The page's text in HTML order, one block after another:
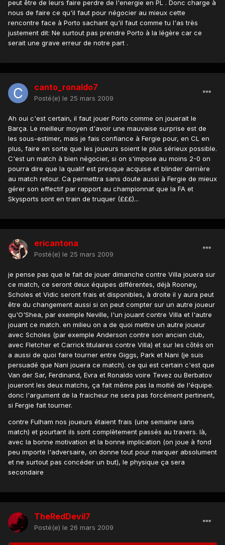
peut être de leurs faire perdre de l'energie en PL . Donc charge à
nous de faire ce qu'il faut pour négocier au mieux cette
rencontre face à Porto sachant qu'il faut comme tu l'as très
justement dit: Ne surtout pas prendre Porto à la légère car ce
serait une grave erreur de notre part .
canto_ronaldo7
Posté(e) le 25 mars 2009
Ah oui c'est certain, il faut jouer Porto comme on jouerait le
Barça. Le meilleur moyen d'avoir une mauvaise surprise est de
les sous-estimer, mais je fais confiance à Fergie pour, en CL en
plus, faire en sorte que les joueurs soient le plus sérieux possible.
C'est un match à bien négocier, si on s'impose au moins 2-0 on
pourra dire que la qualif est presque acquise et blinder derrière
au match retour. Ca permettra sans doute aussi à Fergie de mieux
gérer son effectif par rapport au championnat que la FA et
Skysports sont en train de truquer (£££)...
ericantona
Posté(e) le 25 mars 2009
je pense pas que le fait de jouer dimanche contre Villa jouera sur
ce match, ce seront deux équipes différentes, déjà Rooney,
Scholes et Vidic seront frais et disponibles, à droite il y aura peut
être du changement aussi si on peut compter sur un autre joueur
qu'O'Shea, par exemple Neville, l'un jouant contre Villa et l'autre
jouant ce match. en milieu on a de quoi mettre un autre joueur
avec Scholes (par exemple Anderson contre son ancien club,
avec Fletcher et Carrick titulaires contre Villa) et sur les côtés on
a aussi de quoi faire tourner entre Giggs, Park et Nani (je suis
persuadé que Nani jouera ce match). ce qui est certain c'est que
Van der Sar, Ferdinand, Evra et Ronaldo voire Tevez ou Berbatov
joueront les deux matchs, ça fait même pas la moitié de l'équipe.
donc l'argument de la fraicheur ne sera pas forcément pertinent,
si Fergie fait tourner.
contre Fulham nos joueurs étaient frais (une semaine sans
match) et pourtant ils sont complètement passés au travers. là,
avec la bonne motivation et la bonne implication (on joue à fond
peu importe l'adversaire, on donne tout pour marquer absolument
et ne surtout pas concéder un but), le physique ça sera
secondaire
TheRedDevil7
Posté(e) le 26 mars 2009